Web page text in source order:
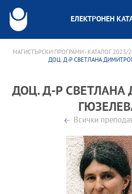
ЕЛЕКТРОНЕН
МАГИСТЪРСКИ ПРОГРАМИ - КАТАЛОГ 2023/
ДОЦ. Д-Р СВЕТЛАНА
ДОЦ. Д-Р
Всички